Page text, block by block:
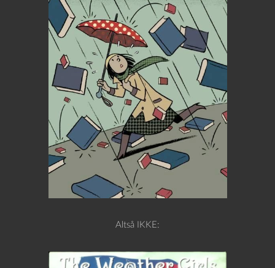
Altså IKKE: